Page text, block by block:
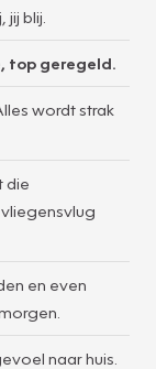
blij.
top geregeld.
wordt strak
die
en even
naar huis.